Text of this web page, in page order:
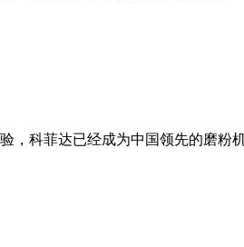
，科菲达已经成为中国领先的磨